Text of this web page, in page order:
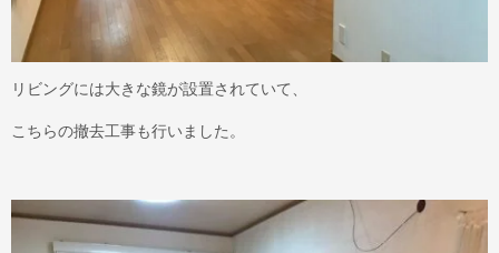
リビングには大きな鏡が設置されていて、
こちらの撤去工事も行いました。